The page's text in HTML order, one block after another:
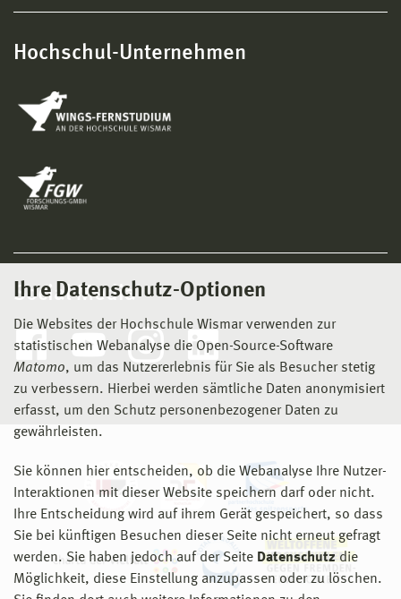
Ihre Datenschutz-Optionen
Die Websites der Hochschule Wismar verwenden zur
statistischen Webanalyse die Open-Source-Software
Matomo, um das Nutzererlebnis für Sie als Besucher stetig
zu verbessern. Hierbei werden sämtliche Daten anonymisiert
erfasst, um den Schutz personenbezogener Daten zu
gewährleisten.
Sie können hier entscheiden, ob die Webanalyse Ihre Nutzer-
Interaktionen mit dieser Website speichern darf oder nicht.
Ihre Entscheidung wird auf ihrem Gerät gespeichert, so dass
Sie bei künftigen Besuchen dieser Seite nicht erneut gefragt
werden. Sie haben jedoch auf der Seite Datenschutz die
Möglichkeit, diese Einstellung anzupassen oder zu löschen.
Hochschul-Unternehmen
Social Media